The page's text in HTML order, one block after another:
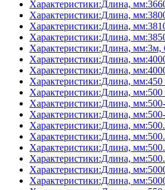
Характеристики:Длина,
Характеристики:Длина,
Характеристики:Длина,
Характеристики:Длина,
Характеристики:Длина, мм:3м,
Характеристики:Длина,
Характеристики:Длина,
Характеристики:Длина,
Характеристики:Длина,
Характеристики:Длина,
Характеристики:Длина,
Характеристики:Длина,
Характеристики:Длина,
Характеристики:Длина,
Характеристики:Длина,
Характеристики:Длина,
Характеристики:Длина,